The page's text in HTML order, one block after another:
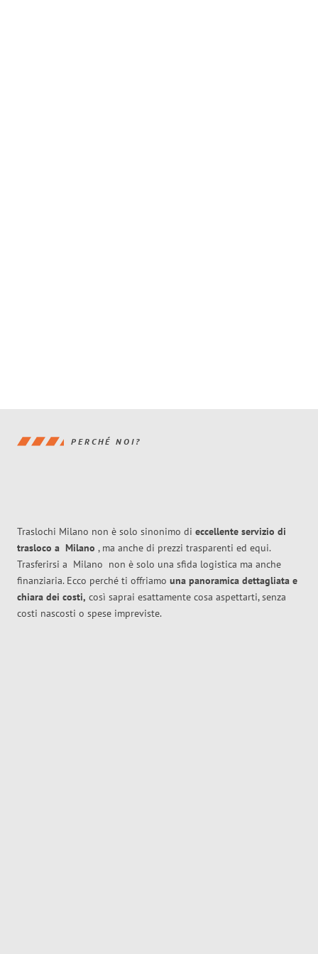
PERCHÉ NOI?
Traslochi Milano non è solo sinonimo di eccellente servizio di
trasloco a Milano , ma anche di prezzi trasparenti ed equi.
Trasferirsi a Milano non è solo una sfida logistica ma anche
finanziaria. Ecco perché ti offriamo una panoramica dettagliata e
chiara dei costi, così saprai esattamente cosa aspettarti, senza
costi nascosti o spese impreviste.